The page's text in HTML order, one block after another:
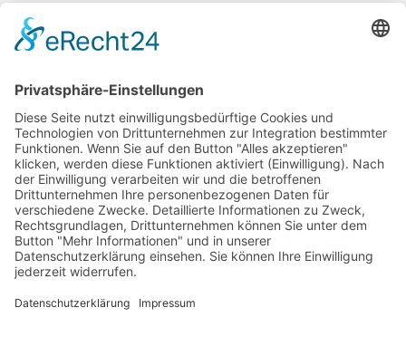
Tel.:+1 253-867-57 35
Unternehmen
Service
Media
© 2026 - Camaro Erich Roiser GmbH
AGB Impressum